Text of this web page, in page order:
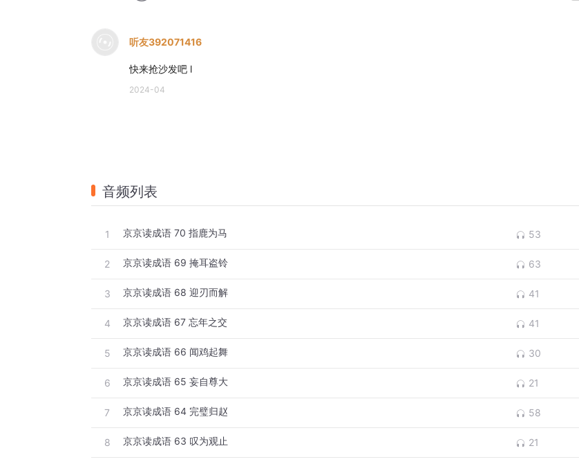
听友392071416
快来抢沙发吧 l
2024-04
音频列表
1 京京读成语 70 指鹿为马 53
2 京京读成语 69 掩耳盗铃 63
3 京京读成语 68 迎刃而解 41
4 京京读成语 67 忘年之交 41
5 京京读成语 66 闻鸡起舞 30
6 京京读成语 65 妄自尊大 21
7 京京读成语 64 完璧归赵 58
8 京京读成语 63 叹为观止 21